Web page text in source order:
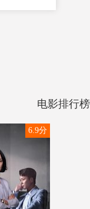
电影排行榜
6.9分